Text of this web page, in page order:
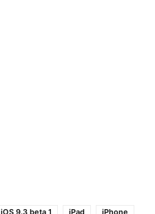
iOS 9.3 beta 1 iPad
iPhone